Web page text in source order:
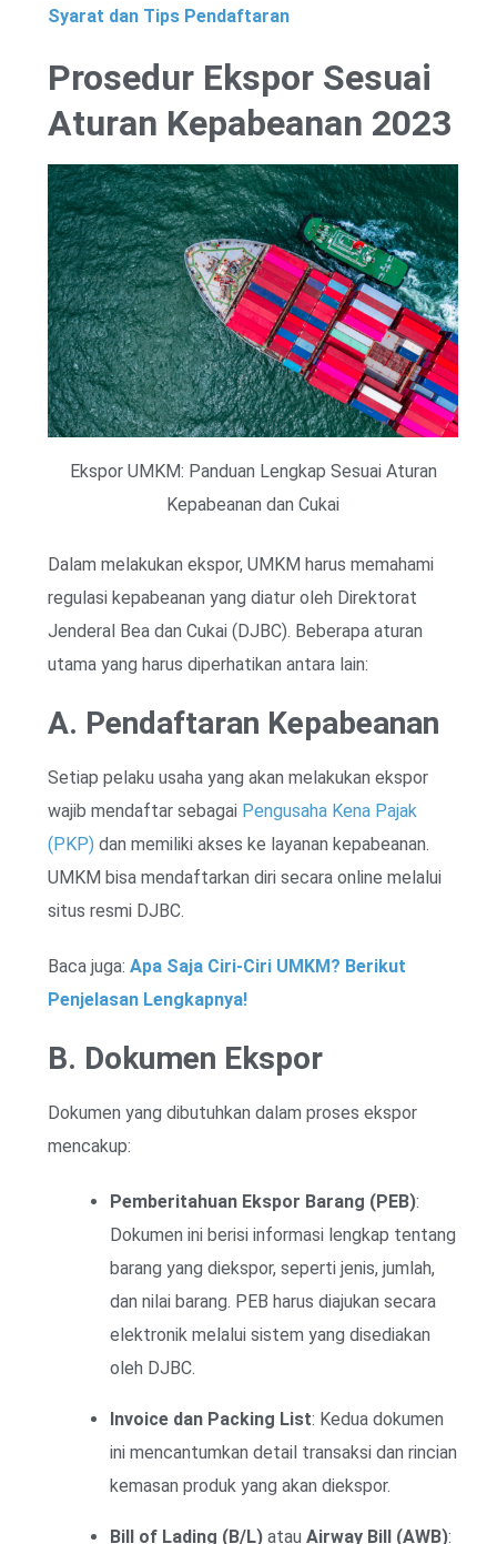
Syarat dan Tips Pendaftaran
Prosedur Ekspor Sesuai
Aturan Kepabeanan 2023
Ekspor UMKM: Panduan Lengkap Sesuai Aturan
Kepabeanan dan Cukai
Dalam melakukan ekspor, UMKM harus memahami
regulasi kepabeanan yang diatur oleh Direktorat
Jenderal Bea dan Cukai (DJBC). Beberapa aturan
utama yang harus diperhatikan antara lain:
A. Pendaftaran Kepabeanan
Setiap pelaku usaha yang akan melakukan ekspor
wajib mendaftar sebagai Pengusaha Kena Pajak
(PKP) dan memiliki akses ke layanan kepabeanan.
UMKM bisa mendaftarkan diri secara online melalui
situs resmi DJBC.
Baca juga: Apa Saja Ciri-Ciri UMKM? Berikut
Penjelasan Lengkapnya!
B. Dokumen Ekspor
Dokumen yang dibutuhkan dalam proses ekspor
mencakup:
Pemberitahuan Ekspor Barang (PEB):
Dokumen ini berisi informasi lengkap tentang
barang yang diekspor, seperti jenis, jumlah,
dan nilai barang. PEB harus diajukan secara
elektronik melalui sistem yang disediakan
oleh DJBC.
Invoice dan Packing List: Kedua dokumen
ini mencantumkan detail transaksi dan rincian
kemasan produk yang akan diekspor.
Bill of Lading (B/L) atau Airway Bill (AWB):